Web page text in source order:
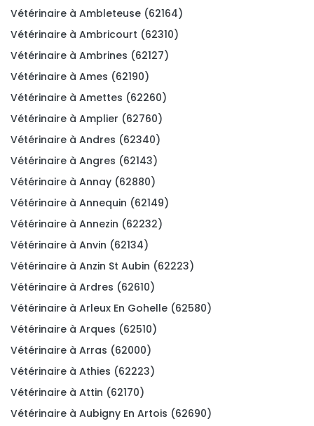
Vétérinaire à Ambleteuse (62164)
Vétérinaire à Ambricourt (62310)
Vétérinaire à Ambrines (62127)
Vétérinaire à Ames (62190)
Vétérinaire à Amettes (62260)
Vétérinaire à Amplier (62760)
Vétérinaire à Andres (62340)
Vétérinaire à Angres (62143)
Vétérinaire à Annay (62880)
Vétérinaire à Annequin (62149)
Vétérinaire à Annezin (62232)
Vétérinaire à Anvin (62134)
Vétérinaire à Anzin St Aubin (62223)
Vétérinaire à Ardres (62610)
Vétérinaire à Arleux En Gohelle (62580)
Vétérinaire à Arques (62510)
Vétérinaire à Arras (62000)
Vétérinaire à Athies (62223)
Vétérinaire à Attin (62170)
Vétérinaire à Aubigny En Artois (62690)